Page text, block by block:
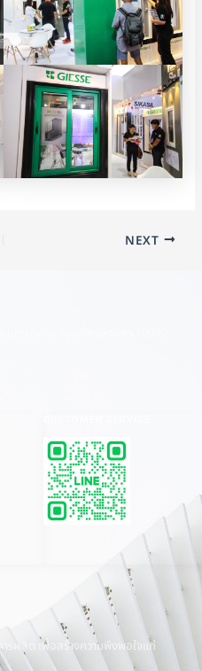
NEXT
ผลิต เพื่อสร้างความพึงพอใจแก่